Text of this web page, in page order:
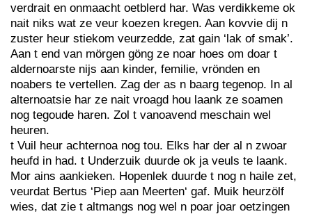
verdrait en onmaacht oetblerd har. Was verdikkeme ok
nait niks wat ze veur koezen kregen. Aan kovvie dij n
zuster heur stiekom veurzedde, zat gain ‘lak of smak’.
Aan t end van mörgen göng ze noar hoes om doar t
aldernoarste nijs aan kinder, femilie, vrönden en
noabers te vertellen. Zag der as n baarg tegenop. In al
alternoatsie har ze nait vroagd hou laank ze soamen
nog tegoude haren. Zol t vanoavend meschain wel
heuren.
t Vuil heur achternoa nog tou. Elks har der al n zwoar
heufd in had. t Underzuik duurde ok ja veuls te laank.
Mor ains aankieken. Hopenlek duurde t nog n haile zet,
veurdat Bertus ‘Piep aan Meerten‘ gaf. Muik heurzölf
wies, dat zie t altmangs nog wel n poar joar oetzingen